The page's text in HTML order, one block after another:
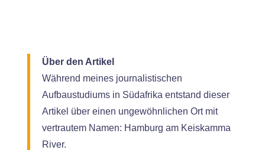
Über den Artikel
Während meines journalistischen
Aufbaustudiums in Südafrika entstand dieser
Artikel über einen ungewöhnlichen Ort mit
vertrautem Namen: Hamburg am Keiskamma
River.